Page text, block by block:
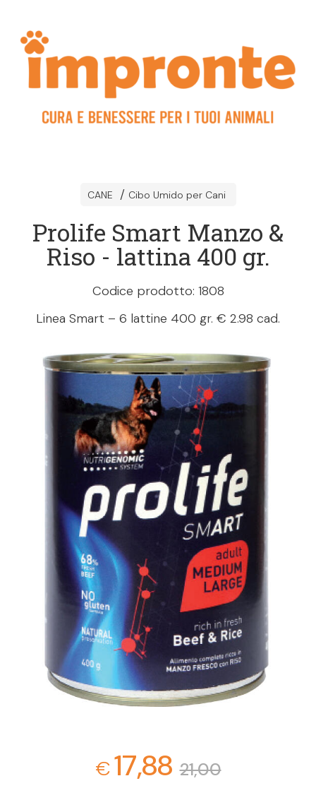
CANE Cibo Umido per Cani
Prolife Smart Manzo &
Riso - lattina 400 gr.
Codice prodotto: 1808
Linea Smart – 6 lattine 400 gr. € 2.98 cad.
€17,88 21,00